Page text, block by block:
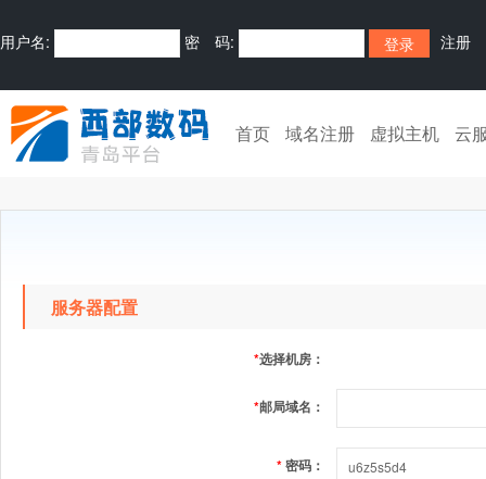
用户名: 密 码: 注册
首页 域名注册 虚拟主机 云
服务器配置
*选择机房：
*邮局域名：
*密码：